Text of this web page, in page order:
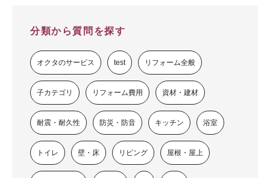
分類から質問を探す
オクタのサービス test リフォーム全般
子カテゴリ リフォーム費用 資材・建材
耐震・耐久性 防災・防音 キッチン 浴室
トイレ 壁・床 リビング 屋根・屋上